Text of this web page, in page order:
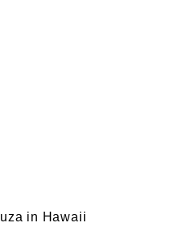
in Hawaii